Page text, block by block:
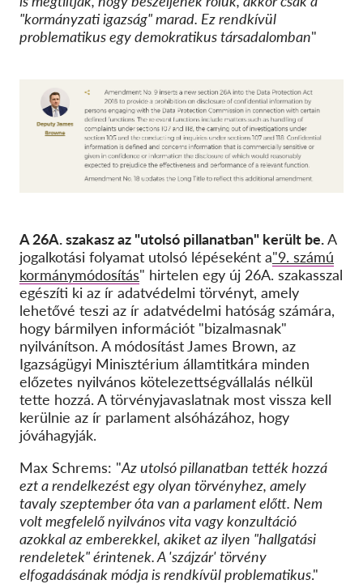
"kormányzati igazság" marad. Ez rendkívül
problematikus egy demokratikus társadalomban"
A 26A. szakasz az "utolsó pillanatban" került be.A
jogalkotási folyamat utolsó lépéseként a"9. számú
kormánymódosítás" hirtelen egy új 26A. szakasszal
egészíti ki az ír adatvédelmi törvényt, amely
lehetővé teszi az ír adatvédelmi hatóság számára,
hogy bármilyen információt "bizalmasnak"
nyilvánítson. A módosítást James Brown, az
Igazságügyi Minisztérium államtitkára minden
előzetes nyilvános kötelezettségvállalás nélkül
tette hozzá. A törvényjavaslatnak most vissza kell
kerülnie az ír parlament alsóházához, hogy
jóváhagyják.
Max Schrems: "Az utolsó pillanatban tették hozzá
ezt a rendelkezést egy olyan törvényhez, amely
tavaly szeptember óta van a parlament előtt. Nem
volt megfelelő nyilvános vita vagy konzultáció
azokkal az emberekkel, akiket az ilyen "hallgatási
rendeletek" érintenek. A 'szájzár' törvény
elfogadásának módja is rendkívül problematikus."